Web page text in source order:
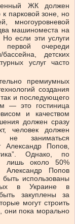
ЖК должен
парковой зоне, но
многоуровневой
машиноместа на
если эти услуги
первой очереди
детских
услуг часто
премиумных
создания
так и последующего
— это гостиница
и качеством
должен сразу
человек должен
заниматься
Александр Попов,
Однако, по
лишь около 50%
Александр Попов
использованы
в Украине в
закуплены за
могут строить
они пока морально